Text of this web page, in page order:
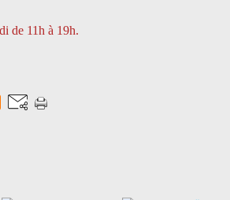
de 11h à 19h.